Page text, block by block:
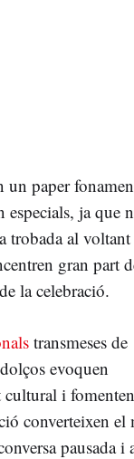
un paper
especials, ja que
trobada al voltant
gran part
la celebració.
transmeses de
evoquen
i
converteixen
pausada